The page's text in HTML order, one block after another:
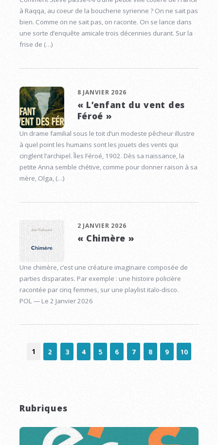
à Raqqa, au coeur de la boucherie syrienne ? On ne sait pas
bien. Comme on ne sait pas, on raconte. On se lance dans
une sorte d’enquête amicale trois décennies durant. Sur la
frise de (…)
8 JANVIER 2026
« L’enfant du vent des
Féroé »
Un drame familial sous le toit d’un modeste pêcheur illustre
à quel point les humains sont les jouets des vents qui
cinglent l’archipel. Îles Féroé, 1902. Dès sa naissance, la
petite Anna semble chétive, comme pour donner raison à sa
mère, Olga, (…)
2 JANVIER 2026
« Chimère »
Une chimère, c’est une créature imaginaire composée de
parties disparates. Par exemple : une histoire policière
racontée par cinq femmes, sur une playlist italo-disco.
POL — Le 2 Janvier 2026
1 2 3 4 5 6 7 8 9 10
Rubriques